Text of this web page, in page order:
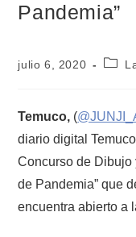
Pandemia”
julio 6, 2020
Temuco, (
diario digital
Concurso de Dibujo
de Pandemia” que
encuentra abierto a